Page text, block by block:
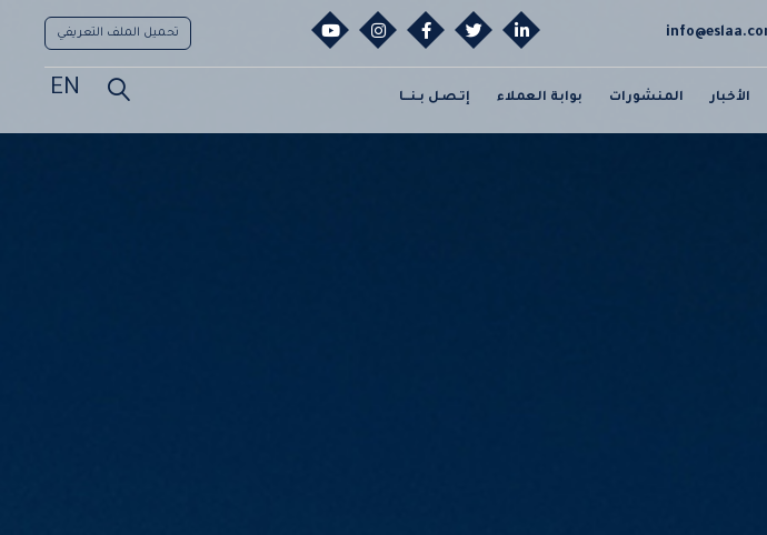
تحميل الملف التعريفي
الأخبار المنشورات بوابة العملاء إتـصـل بـنـــا EN